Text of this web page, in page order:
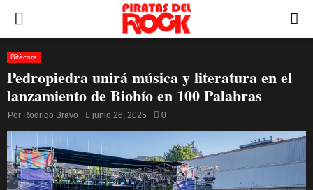
PRIMARY
MENU
Bitácora
Pedropiedra unirá música y literatura en el
lanzamiento de Biobío en 100 Palabras
Por Rodrigo Bravo junio 26, 2025 0